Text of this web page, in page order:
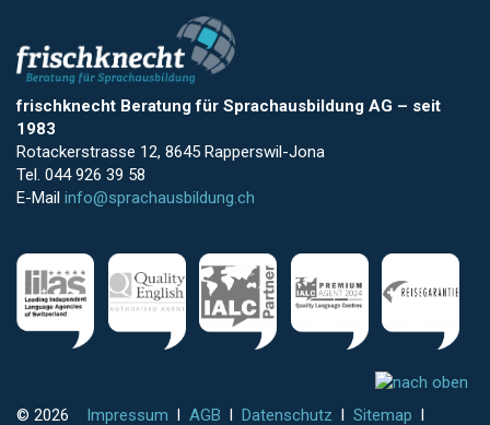
frischknecht Beratung für Sprachausbildung AG – seit
1983
Rotackerstrasse 12, 8645 Rapperswil-Jona
Tel. 044 926 39 58
E-Mail info@sprachausbildung.ch
© 2026 Impressum l AGB l Datenschutz l Sitemap l